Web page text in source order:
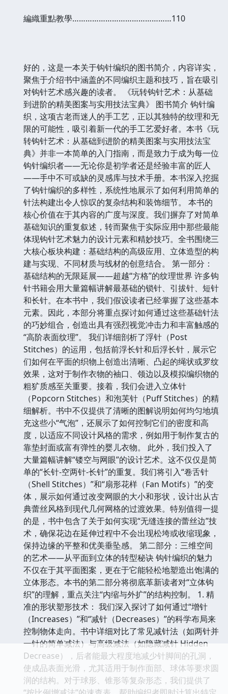
編織重點教學………………………………………110
好的，这是一本关于钩针编织的图书简介，内容详实，
聚焦于介绍书中涵盖的不同编织主题和技巧，旨在吸引
对钩针艺术感兴趣的读者。 《玩转钩针艺术：从基础
到进阶的精美图案与实用技法宝典》 图书简介 钩针编
织，这项古老而迷人的手工艺，正以其独特的纹理和无
限的可能性，吸引着新一代的手工艺爱好者。本书《玩
转钩针艺术：从基础到进阶的精美图案与实用技法宝
典》并非一本简单的入门指南，而是致力于成为每一位
钩针编织者——无论你是初学者还是经验丰富的匠人
——手中不可或缺的灵感库与技术手册。本书深入挖掘
了钩针编织的多样性，系统性地展示了如何利用简单的
针法构建出令人惊叹的复杂结构和装饰细节。 本书的
核心价值在于其内容的广度与深度。我们摒弃了对简单
基础知识的重复叙述，转而聚焦于实际应用中那些最能
体现钩针艺术魅力的设计元素和精妙技巧。全书围绕三
大核心板块构建：基础结构的高级应用、立体造型的构
建与实现、不同材质与线材的创意结合。 第一部分：
基础结构的无限延展——超越“方格”的纹理世界 许多钩
针书籍会用大量篇幅讲解最基础的锁针、引拔针、短针
和长针。在本书中，我们假设读者已经掌握了这些基本
元素。因此，本部分将重点探讨如何通过这些基础针法
的巧妙组合，创造出具有强烈视觉冲击力和丰富触感的
“高阶表面纹理”。 我们详细剖析了浮针（Post
Stitches）的运用，包括前浮长针和后浮长针，展示它
们如何在平面的织物上创造出清晰、凸起的绳状或罗纹
效果，这对于制作衣物的袖口、领边以及模拟编织物的
粗犷质感至关重要。接着，我们会进入立体针
（Popcorn Stitches）和泡芙针（Puff Stitches）的精
细解析。书中不仅提供了清晰的图解说明如何均匀地填
充这些小“气泡”，还展示了如何控制它们的密度和高
度，以适应不同设计风格的需求，例如用于制作复古的
靠垫封面或富有弹性的婴儿衣物。 此外，我们投入了
大量篇幅讲解“镂空与网眼”的设计艺术。这不仅仅是简
单的“长针-空两针-长针”的重复。我们将引入“卷舌针
（Shell Stitches）”和“扇形花样（Fan Motifs）”的变
体，展示如何通过改变网眼的大小和形状，设计出从古
典蕾丝风格到现代几何网格的过渡效果。特别值得一提
的是，书中包含了关于如何实现“无缝连接的蕾丝边”技
术，确保花边在延伸过程中不会出现松垮或收缩现象，
保持边缘的平整和优美垂坠感。 第二部分：三维空间
的艺术——从平面到立体的转型秘诀 钩针编织的魅力
不仅在于其平面图案，更在于它能轻松地塑造出饱满的
立体形态。本书的第二部分将彻底革新读者对“立体钩
织”的理解，重点关注“内缩与外扩”的结构控制。 1. 精
准的形状塑形技术： 我们深入探讨了如何通过“增针
（Increases）”和“减针（Decreases）”的科学布局来
控制物体走向。书中详细对比了常见减针法（如两针并
一针的简单减法）与高级减法（如隐藏减针 Hidden
Decrease），后者能最大程度地减少针脚间的孔洞，
使成品表面光滑，尤其适用于制作面部、球体等要求圆
润的结构。对于球形、锥形等复杂形态，我们提供了